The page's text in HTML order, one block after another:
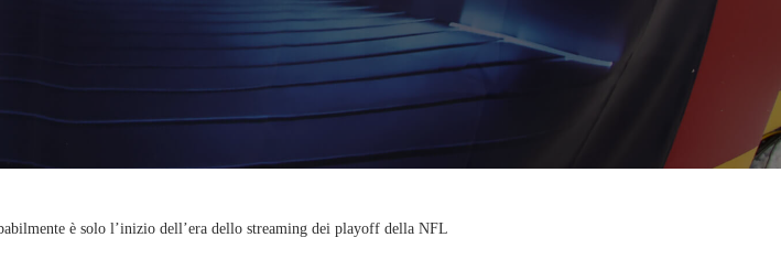
è solo l’inizio dell’era dello streaming dei playoff della NFL